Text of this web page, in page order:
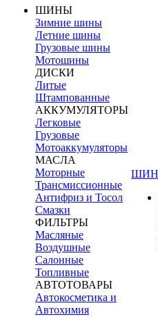
ШИНЫ
Зимние шины
Летние шины
Грузовые шины
Мотошины
ДИСКИ
Литые
Штампованные
АККУМУЛЯТОРЫ
Легковые
Грузовые
Мотоаккумуляторы
МАСЛА
Моторные
Трансмиссионные
Антифриз и Тосол
Смазки
ФИЛЬТРЫ
Масляные
Воздушные
Салонные
Топливные
АВТОТОВАРЫ
Автокосметика и
Автохимия